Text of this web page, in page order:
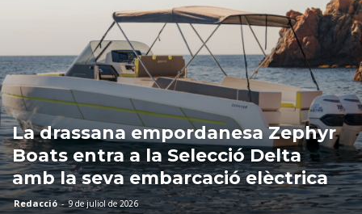
La drassana empordanesa Zephyr
Boats entra a la Selecció Delta
amb la seva embarcació elèctrica
Redacció - 9 de juliol de 2026